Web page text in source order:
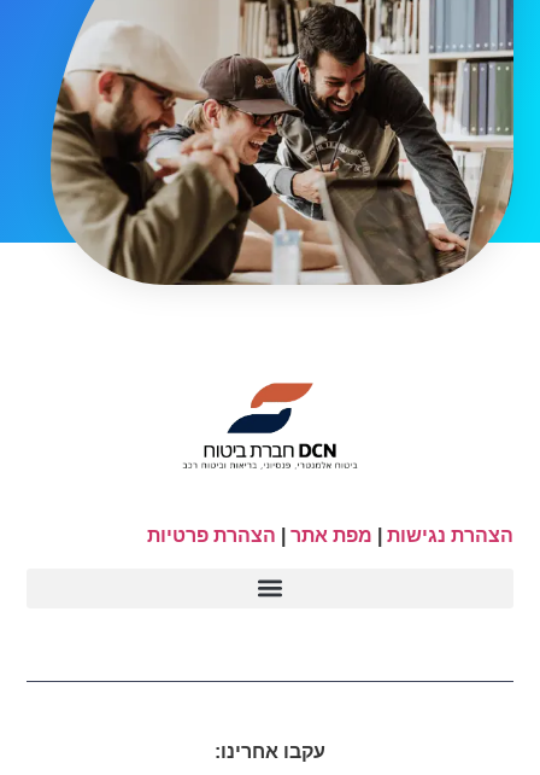
הצהרת נגישות מפת אתר הצהרת פרטיות
עקבו אחרינו: